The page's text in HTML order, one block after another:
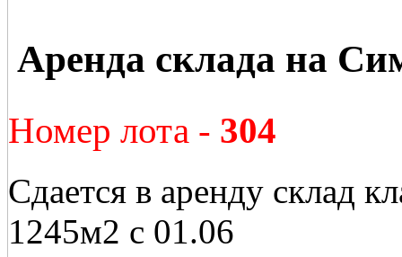
Аренда склада на
Номер лота - 304
Сдается в аренду склад
1245м2 с 01.06